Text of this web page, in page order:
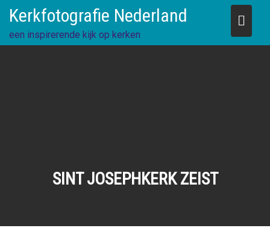
content
Kerkfotografie Nederland
een inspirerende kijk op kerken
SINT JOSEPHKERK ZEIST